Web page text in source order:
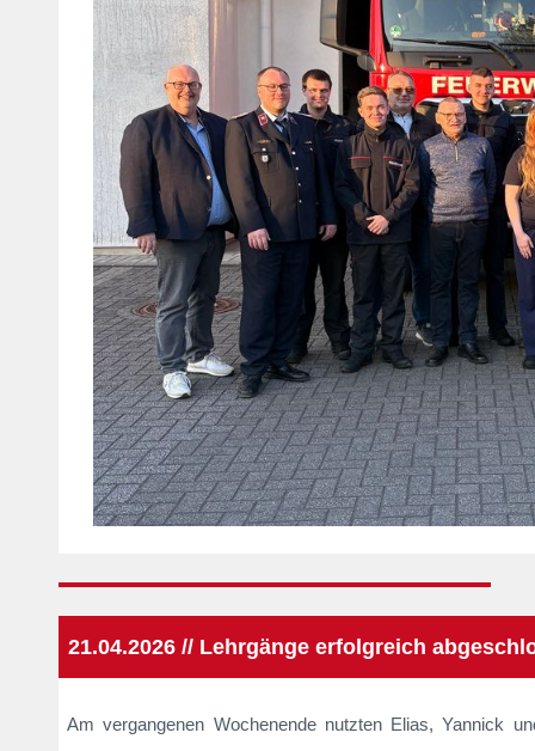
21.04.2026 // Lehrgänge erfolgreich
Am vergangenen Wochenende nutzten Elias, Yannick